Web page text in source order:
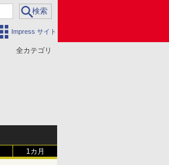
Impress サイト
全カテゴリ
1カ月